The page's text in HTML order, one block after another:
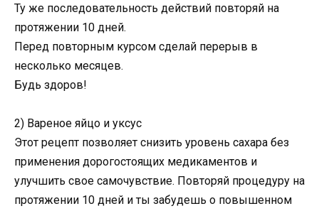
Ту же последовательность действий повторяй на
протяжении 10 дней.
Перед повторным курсом сделай перерыв в
несколько месяцев.
Будь здоров!
2) Вареное яйцо и уксус
Этот рецепт позволяет снизить уровень сахара без
применения дорогостоящих медикаментов и
улучшить свое самочувствие. Повторяй процедуру на
протяжении 10 дней и ты забудешь о повышенном